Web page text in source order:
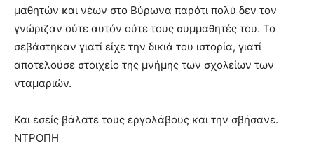
μαθητών και νέων στο Βύρωνα παρότι πολύ δεν τον
γνώριζαν ούτε αυτόν ούτε τους συμμαθητές του. Το
σεβάστηκαν γιατί είχε την δικιά του ιστορία, γιατί
αποτελούσε στοιχείο της μνήμης των σχολείων των
νταμαριών.
Και εσείς βάλατε τους εργολάβους και την σβήσανε.
ΝΤΡΟΠΗ